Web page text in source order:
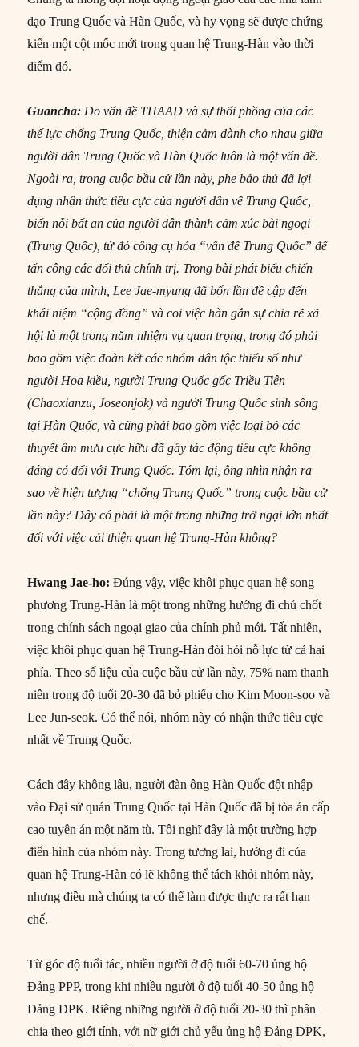
đạo Trung Quốc và Hàn Quốc, và hy vọng sẽ được chứng
kiến một cột mốc mới trong quan hệ Trung-Hàn vào thời
điểm đó.
Guancha: Do vấn đề THAAD và sự thổi phồng của các
thế lực chống Trung Quốc, thiện cảm dành cho nhau giữa
người dân Trung Quốc và Hàn Quốc luôn là một vấn đề.
Ngoài ra, trong cuộc bầu cử lần này, phe bảo thủ đã lợi
dụng nhận thức tiêu cực của người dân về Trung Quốc,
biến nỗi bất an của người dân thành cảm xúc bài ngoại
(Trung Quốc), từ đó công cụ hóa “vấn đề Trung Quốc” để
tấn công các đối thủ chính trị. Trong bài phát biểu chiến
thắng của mình, Lee Jae-myung đã bốn lần đề cập đến
khái niệm “cộng đồng” và coi việc hàn gắn sự chia rẽ xã
hội là một trong năm nhiệm vụ quan trọng, trong đó phải
bao gồm việc đoàn kết các nhóm dân tộc thiểu số như
người Hoa kiều, người Trung Quốc gốc Triều Tiên
(Chaoxianzu, Joseonjok) và người Trung Quốc sinh sống
tại Hàn Quốc, và cũng phải bao gồm việc loại bỏ các
thuyết âm mưu cực hữu đã gây tác động tiêu cực không
đáng có đối với Trung Quốc. Tóm lại, ông nhìn nhận ra
sao về hiện tượng “chống Trung Quốc” trong cuộc bầu cử
lần này? Đây có phải là một trong những trở ngại lớn nhất
đối với việc cải thiện quan hệ Trung-Hàn không?
Hwang Jae-ho: Đúng vậy, việc khôi phục quan hệ song
phương Trung-Hàn là một trong những hướng đi chủ chốt
trong chính sách ngoại giao của chính phủ mới. Tất nhiên,
việc khôi phục quan hệ Trung-Hàn đòi hỏi nỗ lực từ cả hai
phía. Theo số liệu của cuộc bầu cử lần này, 75% nam thanh
niên trong độ tuổi 20-30 đã bỏ phiếu cho Kim Moon-soo và
Lee Jun-seok. Có thể nói, nhóm này có nhận thức tiêu cực
nhất về Trung Quốc.
Cách đây không lâu, người đàn ông Hàn Quốc đột nhập
vào Đại sứ quán Trung Quốc tại Hàn Quốc đã bị tòa án cấp
cao tuyên án một năm tù. Tôi nghĩ đây là một trường hợp
điển hình của nhóm này. Trong tương lai, hướng đi của
quan hệ Trung-Hàn có lẽ không thể tách khỏi nhóm này,
nhưng điều mà chúng ta có thể làm được thực ra rất hạn
chế.
Từ góc độ tuổi tác, nhiều người ở độ tuổi 60-70 ủng hộ
Đảng PPP, trong khi nhiều người ở độ tuổi 40-50 ủng hộ
Đảng DPK. Riêng những người ở độ tuổi 20-30 thì phân
chia theo giới tính, với nữ giới chủ yếu ủng hộ Đảng DPK,